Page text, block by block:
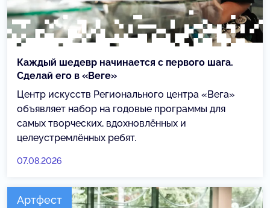
Каждый шедевр начинается с первого шага.
Сделай его в «Веге»
Центр искусств Регионального центра «Вега»
объявляет набор на годовые программы для
самых творческих, вдохновлённых и
целеустремлённых ребят.
07.08.2026
Артфест